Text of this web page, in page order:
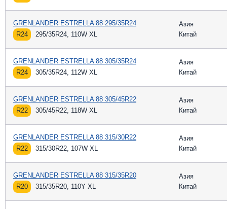
GRENLANDER ESTRELLA 88 295/35R24
R24
295/35R24, 110W XL
Азия
Китай
GRENLANDER ESTRELLA 88 305/35R24
R24
305/35R24, 112W XL
Азия
Китай
GRENLANDER ESTRELLA 88 305/45R22
R22
305/45R22, 118W XL
Азия
Китай
GRENLANDER ESTRELLA 88 315/30R22
R22
315/30R22, 107W XL
Азия
Китай
GRENLANDER ESTRELLA 88 315/35R20
R20
315/35R20, 110Y XL
Азия
Китай